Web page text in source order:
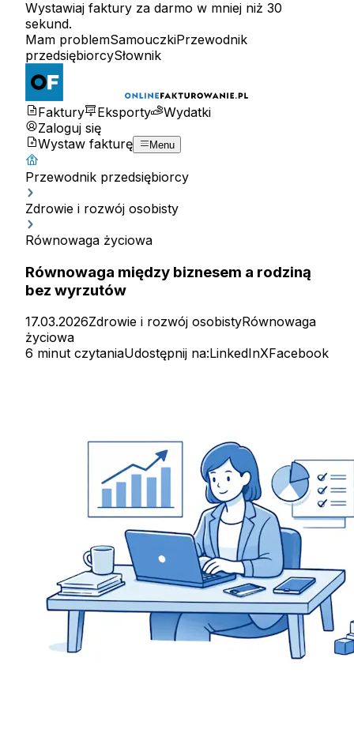
Wystawiaj faktury za darmo w mniej niż 30
sekund.
Mam problemSamouczkiPrzewodnik
przedsiębiorcySłownik
Faktury Eksporty
Wydatki
Zaloguj się
Wystaw fakturę
Menu
Przewodnik przedsiębiorcy
Zdrowie i rozwój osobisty
Równowaga życiowa
Równowaga między biznesem a rodziną
bez wyrzutów
17.03.2026Zdrowie i rozwój osobistyRównowaga
życiowa
6 minut czytaniaUdostępnij na:LinkedInXFacebook